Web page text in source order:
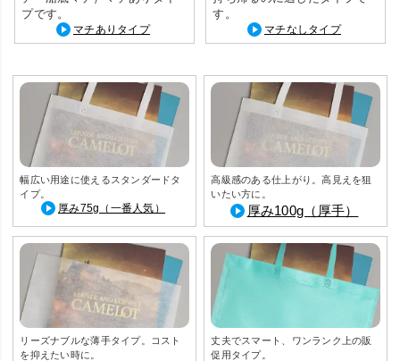
プです。
マチありタイプ
す。
マチなしタイプ
幅広い用途に使えるスタンダードタ
イプ。
厚み75g（一番人気）
高級感のある仕上がり。高見えを狙
いたい方に。
厚み100g（厚手）
リーズナブルな薄手タイプ。コスト
を抑えたい時に。
丈夫でスマート、ワンランク上の販
促用タイプ。